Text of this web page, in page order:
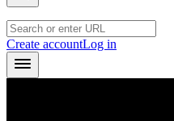
Create accountLog in